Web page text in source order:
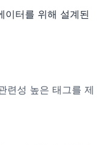
이터를 위해 설계된
련성 높은 태그를 제